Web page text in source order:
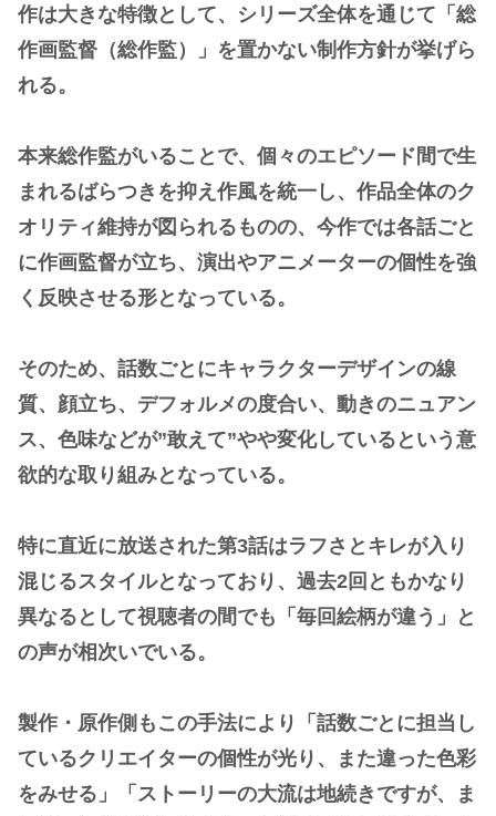
作は大きな特徴として、シリーズ全体を通じて「総
作画監督（総作監）」を置かない制作方針が挙げら
れる。
本来総作監がいることで、個々のエピソード間で生
まれるばらつきを抑え作風を統一し、作品全体のク
オリティ維持が図られるものの、今作では各話ごと
に作画監督が立ち、演出やアニメーターの個性を強
く反映させる形となっている。
そのため、話数ごとにキャラクターデザインの線
質、顔立ち、デフォルメの度合い、動きのニュアン
ス、色味などが”敢えて”やや変化しているという意
欲的な取り組みとなっている。
特に直近に放送された第3話はラフさとキレが入り
混じるスタイルとなっており、過去2回ともかなり
異なるとして視聴者の間でも「毎回絵柄が違う」と
の声が相次いでいる。
製作・原作側もこの手法により「話数ごとに担当し
ているクリエイターの個性が光り、また違った色彩
をみせる」「ストーリーの大流は地続きですが、ま